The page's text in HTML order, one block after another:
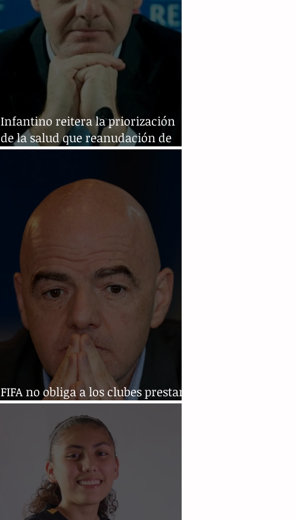
Infantino reitera la priorización
de la salud que reanudación de
futbol
FIFA no obliga a los clubes prestar
jugadores